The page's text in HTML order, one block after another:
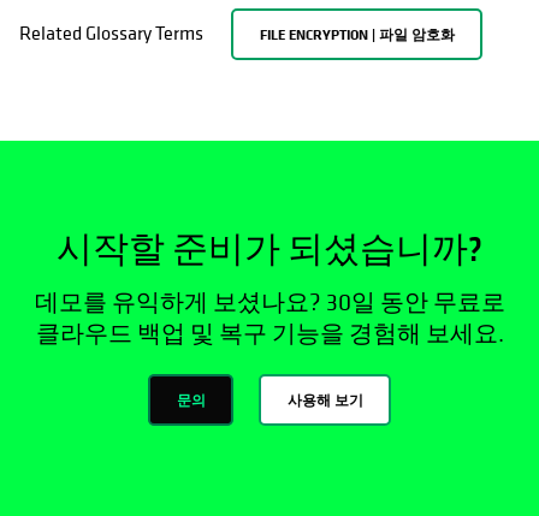
Related Glossary Terms FILE ENCRYPTION | 파일 암호화
시작할 준비가 되셨습니까?
데모를 유익하게 보셨나요? 30일 동안 무료로
클라우드 백업 및 복구 기능을 경험해 보세요.
문의 사용해 보기